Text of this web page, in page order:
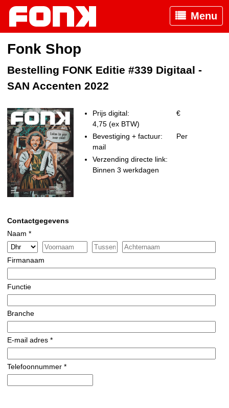
Menu
Fonk Shop
Bestelling FONK Editie #339 Digitaal -
SAN Accenten 2022
Prijs digital:
€
4,75 (ex BTW)
Bevestiging + factuur:
Per
mail
Verzending directe link:
Binnen 3 werkdagen
Contactgegevens
Naam *
Firmanaam
Functie
Branche
E-mail adres *
Telefoonnummer *